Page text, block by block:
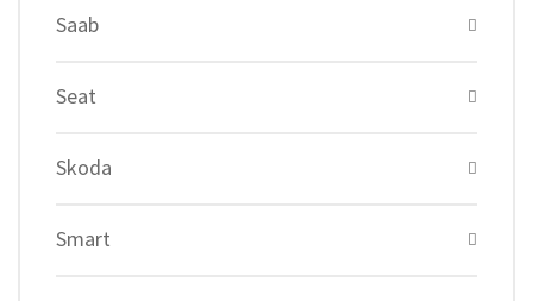
Saab
Seat
Skoda
Smart